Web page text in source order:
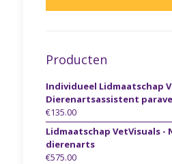
Producten
Individueel Lidmaatschap
Dierenartsassistent
€135.00
Lidmaatschap VetVisuals -
dierenarts
€575.00